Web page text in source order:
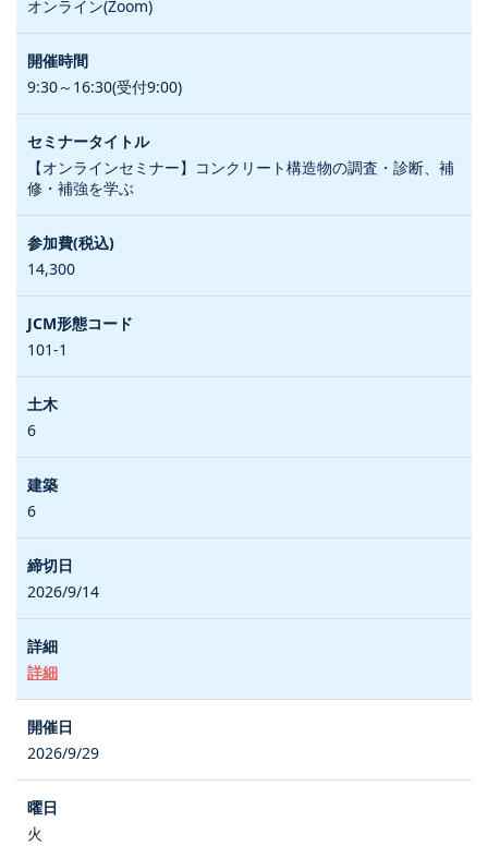
オンライン(Zoom)
9:30～16:30(受付9:00)
【オンラインセミナー】コンクリート構造物の調査・診断、補
修・補強を学ぶ
14,300
101-1
6
6
2026/9/14
詳細
2026/9/29
火